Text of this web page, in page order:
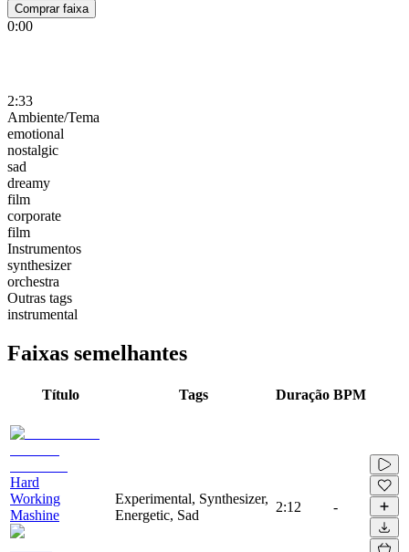
Comprar faixa
0:00
2:33
Ambiente/Tema
emotional
nostalgic
sad
dreamy
film
corporate
film
Instrumentos
synthesizer
orchestra
Outras tags
instrumental
Faixas semelhantes
Título Tags Duração BPM
Hard
Working
Mashine
Experimental, Synthesizer,
Energetic, Sad
2:12 -